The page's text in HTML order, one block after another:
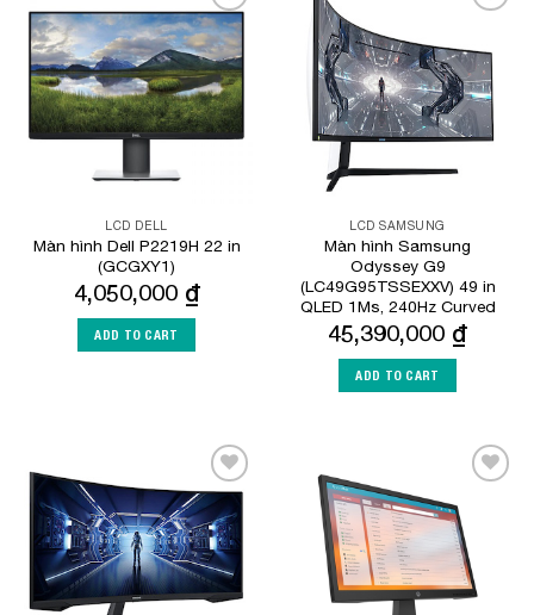
Add to
Wishlist
LCD DELL
Màn hình Dell P2219H 22 in
(GCGXY1)
4,050,000 ₫
ADD TO CART
Wishlist
LCD SAMSUNG
Màn hình Samsung
Odyssey G9
(LC49G95TSSEXXV) 49 in
QLED 1Ms, 240Hz Curved
45,390,000 ₫
ADD TO CART
Add to
Wishlist
Wishlist